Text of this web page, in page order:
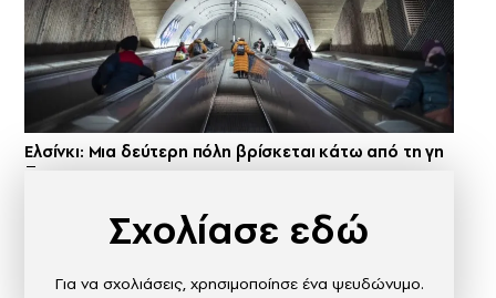
Ελσίνκι: Mια δεύτερη πόλη βρίσκεται κάτω από τη γη
Σχολίασε εδώ
Για να σχολιάσεις, χρησιμοποίησε ένα ψευδώνυμο.